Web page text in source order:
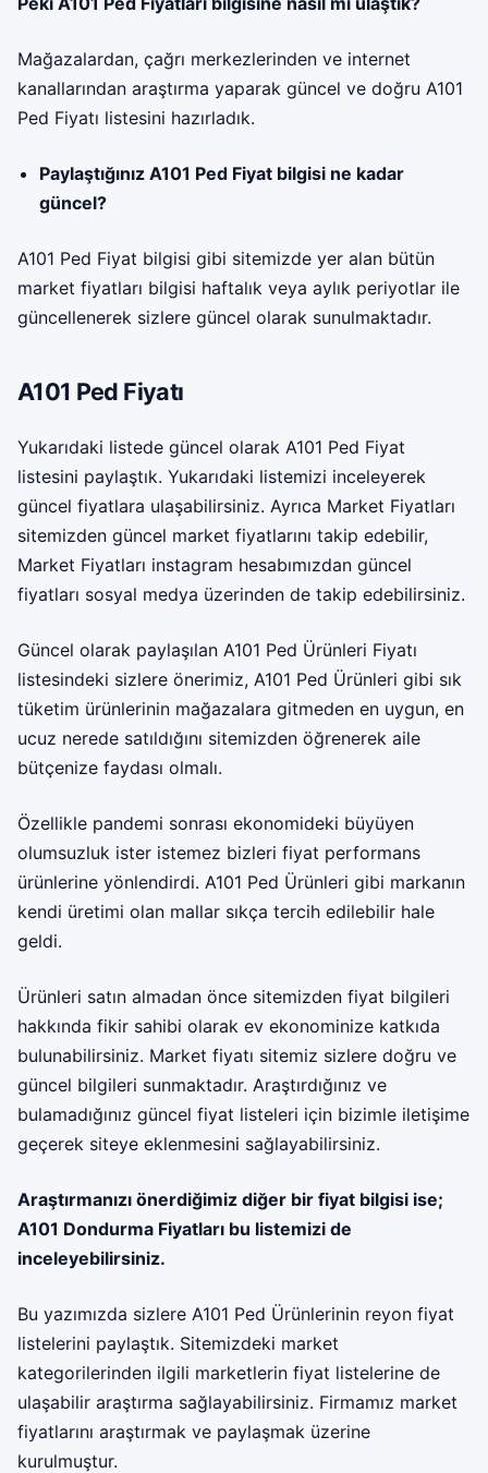
Mağazalardan, çağrı merkezlerinden ve internet
kanallarından araştırma yaparak güncel ve doğru A101
Ped Fiyatı listesini hazırladık.
Paylaştığınız A101 Ped Fiyat bilgisi ne kadar
güncel?
A101 Ped Fiyat bilgisi gibi sitemizde yer alan bütün
market fiyatları bilgisi haftalık veya aylık periyotlar ile
güncellenerek sizlere güncel olarak sunulmaktadır.
A101 Ped Fiyatı
Yukarıdaki listede güncel olarak A101 Ped Fiyat
listesini paylaştık. Yukarıdaki listemizi inceleyerek
güncel fiyatlara ulaşabilirsiniz. Ayrıca Market Fiyatları
sitemizden güncel market fiyatlarını takip edebilir,
Market Fiyatları instagram hesabımızdan güncel
fiyatları sosyal medya üzerinden de takip edebilirsiniz.
Güncel olarak paylaşılan A101 Ped Ürünleri Fiyatı
listesindeki sizlere önerimiz, A101 Ped Ürünleri gibi sık
tüketim ürünlerinin mağazalara gitmeden en uygun, en
ucuz nerede satıldığını sitemizden öğrenerek aile
bütçenize faydası olmalı.
Özellikle pandemi sonrası ekonomideki büyüyen
olumsuzluk ister istemez bizleri fiyat performans
ürünlerine yönlendirdi. A101 Ped Ürünleri gibi markanın
kendi üretimi olan mallar sıkça tercih edilebilir hale
geldi.
Ürünleri satın almadan önce sitemizden fiyat bilgileri
hakkında fikir sahibi olarak ev ekonominize katkıda
bulunabilirsiniz. Market fiyatı sitemiz sizlere doğru ve
güncel bilgileri sunmaktadır. Araştırdığınız ve
bulamadığınız güncel fiyat listeleri için bizimle iletişime
geçerek siteye eklenmesini sağlayabilirsiniz.
Araştırmanızı önerdiğimiz diğer bir fiyat bilgisi ise;
A101 Dondurma Fiyatları bu listemizi de
inceleyebilirsiniz.
Bu yazımızda sizlere A101 Ped Ürünlerinin reyon fiyat
listelerini paylaştık. Sitemizdeki market
kategorilerinden ilgili marketlerin fiyat listelerine de
ulaşabilir araştırma sağlayabilirsiniz. Firmamız market
fiyatlarını araştırmak ve paylaşmak üzerine
kurulmuştur.